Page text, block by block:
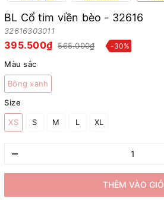
BL Cổ tim viền bèo - 32616
32616303011
395.500₫ 565.000₫ -30%
Màu sắc
Bông xanh
Size
XS S M L XL
–
THÊM VÀO GIỎ